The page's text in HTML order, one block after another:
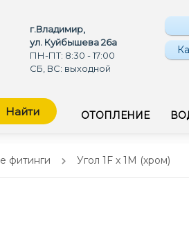
г.Владимир,
ул. Куйбышева 26а
ПН-ПТ: 8:30 - 17:00
СБ, ВС: выходной
Найти ОТОПЛЕНИЕ
фитинги Угол 1F x 1M (хром)